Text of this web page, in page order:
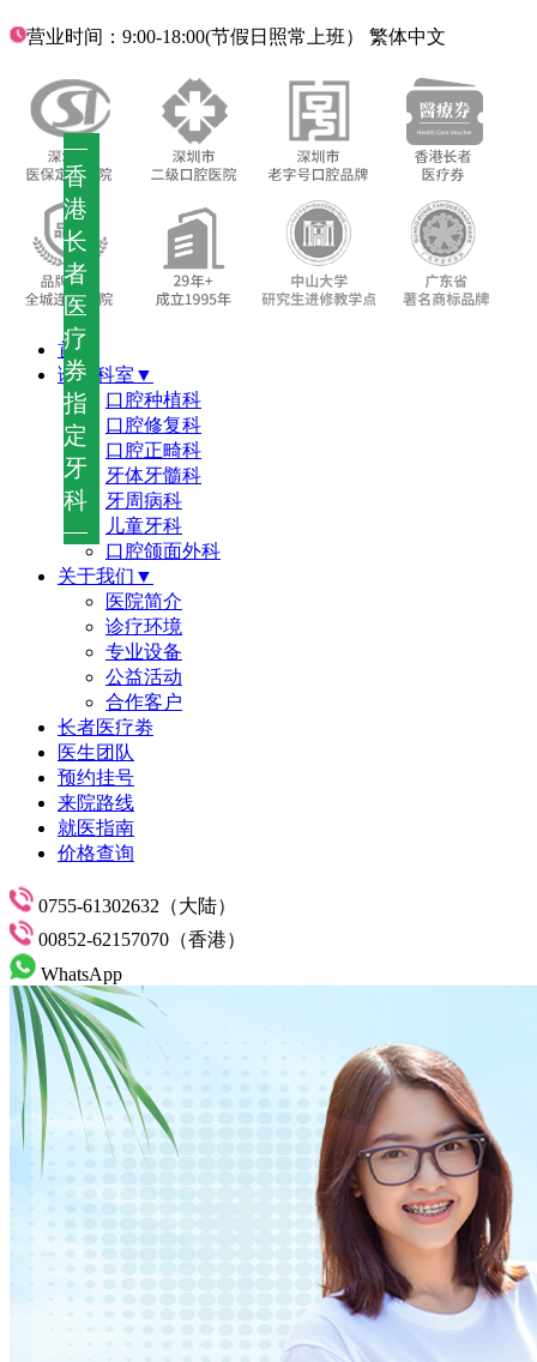
—
香
港
长
者
医
疗
券
指
定
牙
科
—
营业时间：9:00-18:00(节假日照常上班） 繁体中文
首页
诊疗科室▼
口腔种植科
口腔修复科
口腔正畸科
牙体牙髓科
牙周病科
儿童牙科
口腔颌面外科
关于我们▼
医院简介
诊疗环境
专业设备
公益活动
合作客户
长者医疗劵
医生团队
预约挂号
来院路线
就医指南
价格查询
0755-61302632（大陆）
00852-62157070（香港）
WhatsApp